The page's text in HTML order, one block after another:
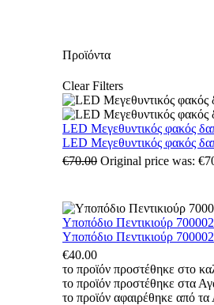
Προϊόντα
Clear Filters
LED Μεγεθυντικός φακός
LED Μεγεθυντικός φακός
€70.00 Original price was:
Υποπόδιο Πεντικιούρ 700002
Υποπόδιο Πεντικιούρ 700002
€40.00
το προϊόν προστέθηκε στο
το προϊόν προστέθηκε στα
το προϊόν αφαιρέθηκε από